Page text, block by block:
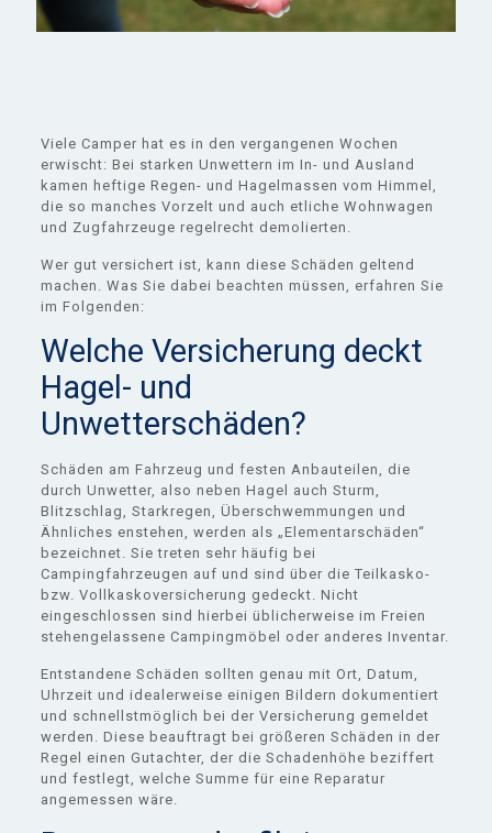
Viele Camper hat es in den vergangenen Wochen
erwischt: Bei starken Unwettern im In- und Ausland
kamen heftige Regen- und Hagelmassen vom Himmel,
die so manches Vorzelt und auch etliche Wohnwagen
und Zugfahrzeuge regelrecht demolierten.
Wer gut versichert ist, kann diese Schäden geltend
machen. Was Sie dabei beachten müssen, erfahren Sie
im Folgenden:
Welche Versicherung deckt
Hagel- und
Unwetterschäden?
Schäden am Fahrzeug und festen Anbauteilen, die
durch Unwetter, also neben Hagel auch Sturm,
Blitzschlag, Starkregen, Überschwemmungen und
Ähnliches enstehen, werden als „Elementarschäden“
bezeichnet. Sie treten sehr häufig bei
Campingfahrzeugen auf und sind über die Teilkasko-
bzw. Vollkaskoversicherung gedeckt. Nicht
eingeschlossen sind hierbei üblicherweise im Freien
stehengelassene Campingmöbel oder anderes Inventar.
Entstandene Schäden sollten genau mit Ort, Datum,
Uhrzeit und idealerweise einigen Bildern dokumentiert
und schnellstmöglich bei der Versicherung gemeldet
werden. Diese beauftragt bei größeren Schäden in der
Regel einen Gutachter, der die Schadenhöhe beziffert
und festlegt, welche Summe für eine Reparatur
angemessen wäre.